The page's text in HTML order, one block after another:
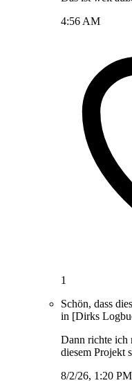
4:56 AM
1
Schön, dass
in [Dirks
Dann richte ich
diesem Projekt
8/2/26, 1:20 PM